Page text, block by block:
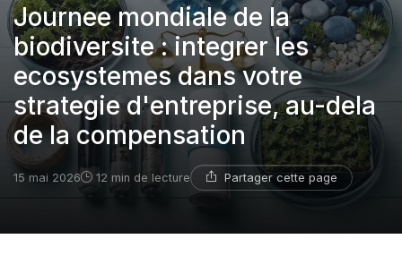
Journee mondiale de la
biodiversite : integrer les
ecosystemes dans votre
strategie d'entreprise, au-dela
de la compensation
15 mai 2026 12 min de lecture Partager cette page